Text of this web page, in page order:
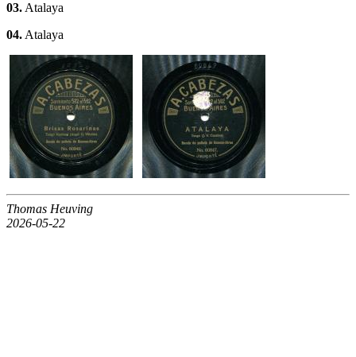
03.Atalaya
04.Atalaya
Thomas Heuving
2026-05-22